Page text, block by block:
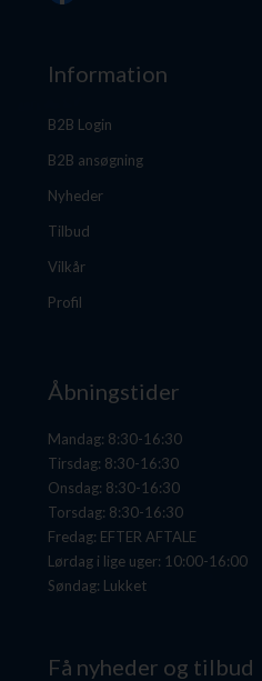
Information
B2B Login
B2B ansøgning
Nyheder
Tilbud
Vilkår
Profil
Åbningstider
Mandag: 8:30-16:30
Tirsdag: 8:30-16:30
Onsdag: 8:30-16:30
Torsdag: 8:30-16:30
Fredag: EFTER AFTALE
Lørdag i lige uger: 10:00-16:00
Søndag: Lukket
Få nyheder og tilbud